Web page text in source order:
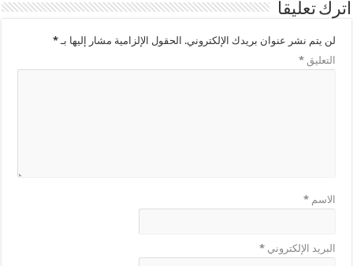
اترك تعليقاً
لن يتم نشر عنوان بريدك الإلكتروني. الحقول الإلزامية مشار إليها بـ*
التعليق*
الاسم*
البريد الإلكتروني*